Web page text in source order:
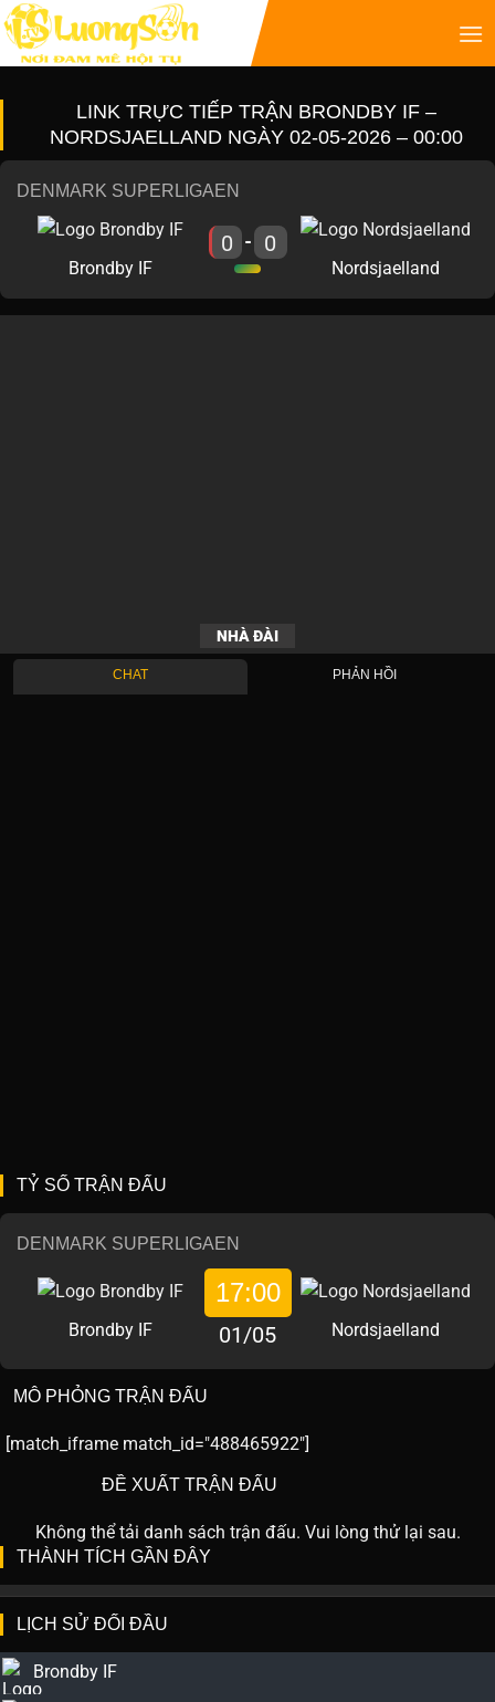
LINK TRỰC TIẾP TRẬN BRONDBY IF –
NORDSJAELLAND NGÀY 02-05-2026 – 00:00
DENMARK SUPERLIGAEN
Brondby IF
0 - 0
Nordsjaelland
NHÀ ĐÀI
CHAT PHẢN HỒI
TỶ SỐ TRẬN ĐẤU
DENMARK SUPERLIGAEN
Brondby IF
17:00
01/05 Nordsjaelland
MÔ PHỎNG TRẬN ĐẤU
match_id="488465922"]
ĐỀ XUẤT TRẬN ĐẤU
Không thể tải danh sách trận đấu. Vui lòng thử lại sau.
THÀNH TÍCH GẦN ĐÂY
LỊCH SỬ ĐỐI ĐẦU
Brondby IF